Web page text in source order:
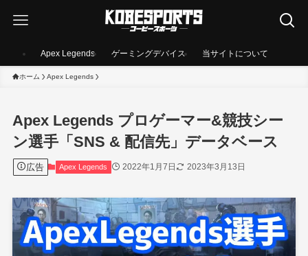
Apex Legends ゲーミングデバイス 当サイトについて
ホーム Apex Legends
Apex Legends プロゲーマー&競技シー
ン選手「SNS & 配信先」データベース
広告 Apex Legends 2022年1月7日 2023年3月13日